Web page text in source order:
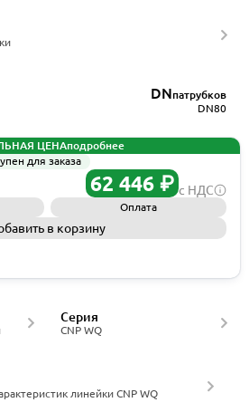
DNпатрубков
DN80
ЦЕНАподробнее
для заказа
62 446 ₽ с НДС
Оплата
в корзину
CNP WQ
Серия
линейки CNP WQ